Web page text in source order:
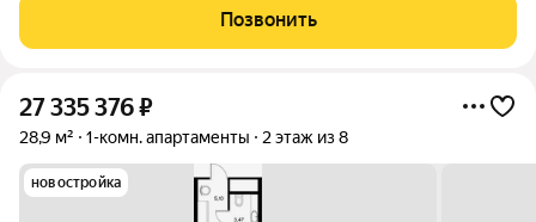
монолитном доме 2023 года постройки на ул. Российская, п.
Дагомыс, общая площадь 26,5 м.
Позвонить
27 335 376₽
28,9 м² 1-комн. апартаменты 2 этаж из 8
новостройка